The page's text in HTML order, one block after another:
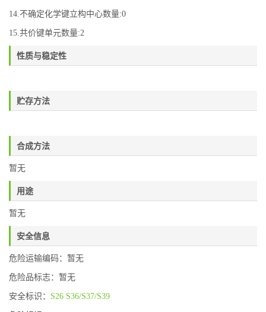
14.不确定化学键立构中心数量:0
15.共价键单元数量:2
性质与稳定性
贮存方法
合成方法
暂无
用途
暂无
安全信息
危险运输编码：暂无
危险品标志：暂无
安全标识： S26 S36/S37/S39